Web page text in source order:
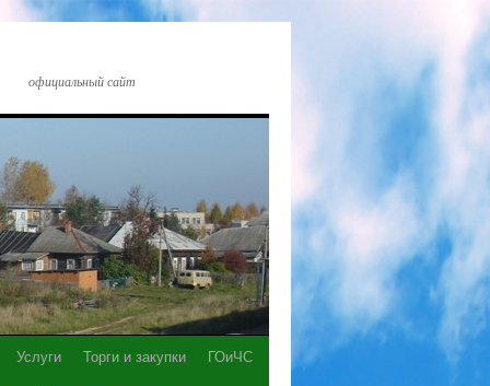
официальный сайт
Услуги Торги и закупки
ГОиЧС